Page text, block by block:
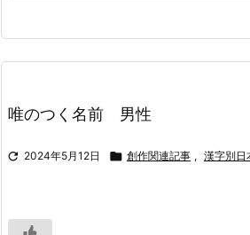
唯のつく名前 男性
 2024年5月12日  創作関連記事 , 漢字別日